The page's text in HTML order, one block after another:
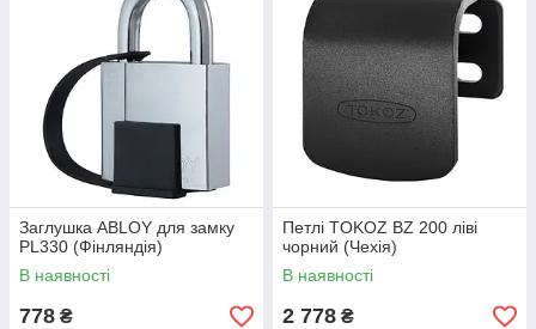
Заглушка ABLOY для замку
PL330 (Фінляндія)
В наявності
778 ₴
Петлі TOKOZ BZ 200 ліві
чорний (Чехія)
В наявності
2 778 ₴